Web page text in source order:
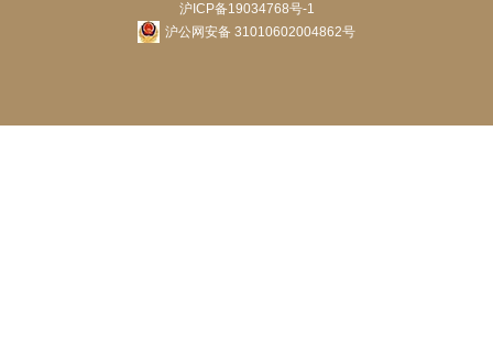
沪ICP备19034768号-1
沪公网安备 31010602004862号